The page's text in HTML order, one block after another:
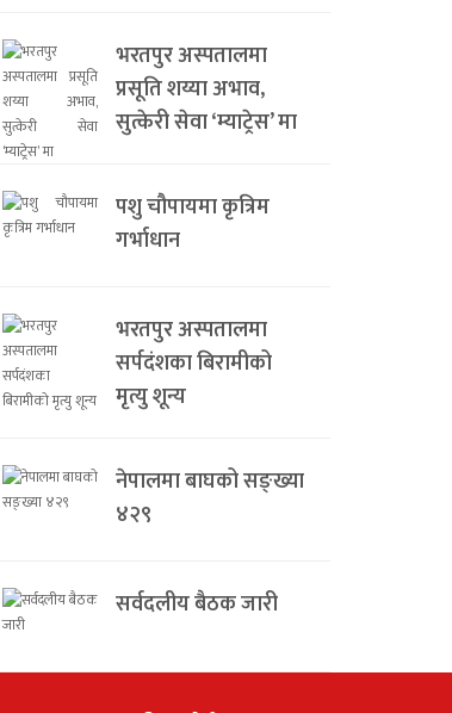
भरतपुर अस्पतालमा
प्रसूति शय्या अभाव,
सुत्केरी सेवा ‘म्याट्रेस’ मा
पशु चौपायमा कृत्रिम
गर्भाधान
भरतपुर अस्पतालमा
सर्पदंशका बिरामीको
मृत्यु शून्य
नेपालमा बाघको सङ्ख्या
४२९
सर्वदलीय बैठक जारी